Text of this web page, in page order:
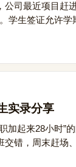
司最近项目赶
学生签证允许
实录分享
起来28小时”
错，周末赶场